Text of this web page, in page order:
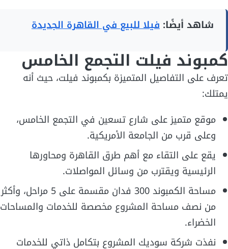
شاهد أيضًا: فيلا للبيع في القاهرة الجديدة
كمبوند فيلت التجمع الخامس
تعرف على التفاصيل المتميزة بكمبوند فيلت، حيث أنه
يمتلك:
موقع متميز على شارع تسعين في التجمع الخامس،
وعلى قرب من الجامعة الأمريكية.
يقع على التقاء مع أهم طرق القاهرة ومحاورها
الرئيسية ويقترب من وسائل المواصلات.
مساحة الكمبوند 300 فدان مقسمة على 5 مراحل، وأكثر
من نصف مساحة المشروع مخصصة للخدمات والمساحات
الخضراء.
نفذت شركة سوديك المشروع بتكامل ذاتي للخدمات